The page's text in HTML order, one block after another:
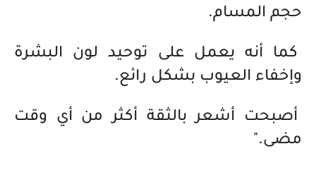
حجم المسام.
كما أنه يعمل على توحيد لون البشرة
وإخفاء العيوب بشكل رائع.
أصبحت أشعر بالثقة أكثر من أي وقت
مضى."